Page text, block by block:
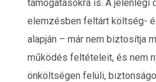
támogatásokra is. A jelenlegi
elemzésben feltárt költség-
alapján – már nem biztosítja
működés feltételeit, és nem
önköltségen felüli,